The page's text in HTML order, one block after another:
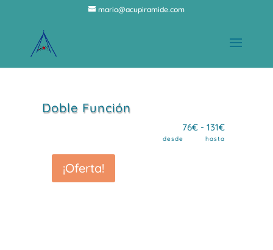
mario@acupiramide.com
Doble Función
76€ - 131€Rango
desde hasta
¡Oferta!